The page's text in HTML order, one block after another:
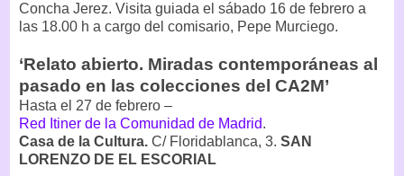
Concha Jerez. Visita guiada el sábado 16 de febrero a
las 18.00 h a cargo del comisario, Pepe Murciego.
‘Relato abierto. Miradas contemporáneas al
pasado en las colecciones del CA2M’
Hasta el 27 de febrero –
Red Itiner de la Comunidad de Madrid.
Casa de la Cultura. C/ Floridablanca, 3. SAN
LORENZO DE EL ESCORIAL